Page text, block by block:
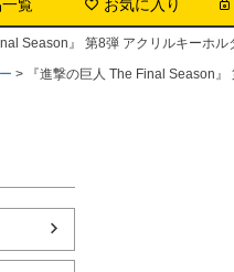
覧 お気に入り
Season』 第8弾 アクリルキーホ
『進撃の巨人 The Final Season